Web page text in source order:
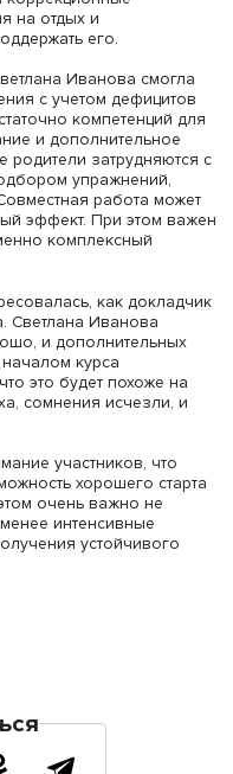
рассказала, что
проблему.
ее успех после
ребенка и
коррекционной
что профилактика
и коррекция этих
достигает
детей,
этом
что нередко
и
коррекционные
на отдых и
Светлана Иванова
с учетом
достаточно